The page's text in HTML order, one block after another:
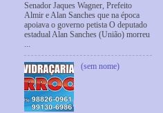
Senador Jaques Wagner, Prefeito
Almir e Alan Sanches que na época
apoiava o governo petista O deputado
estadual Alan Sanches (União) morreu
...
(sem nome)